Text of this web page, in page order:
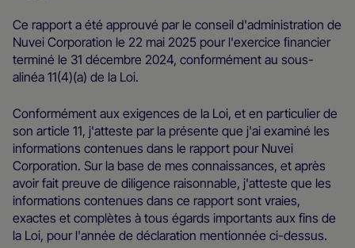
Ce rapport a été approuvé par le conseil d'administration de
Nuvei Corporation le 22 mai 2025 pour l'exercice ﬁnancier
terminé le 31 décembre 2024, conformément au sous-
alinéa 11(4)(a) de la Loi.
Conformément aux exigences de la Loi, et en particulier de
son article 11, j'atteste par la présente que j'ai examiné les
informations contenues dans le rapport pour Nuvei
Corporation. Sur la base de mes connaissances, et après
avoir fait preuve de diligence raisonnable, j'atteste que les
informations contenues dans ce rapport sont vraies,
exactes et complètes à tous égards importants aux fins de
la Loi, pour l'année de déclaration mentionnée ci-dessus.